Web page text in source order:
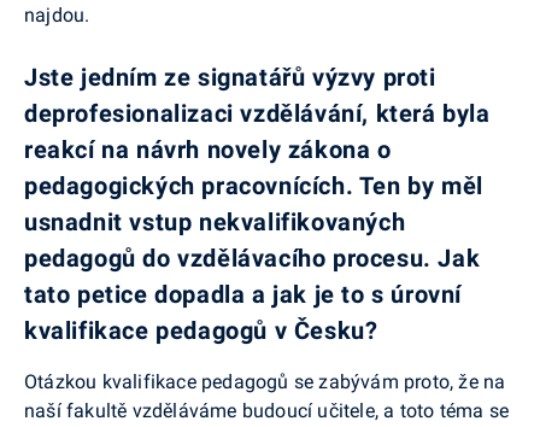
najdou.
Jste jedním ze signatářů výzvy proti
deprofesionalizaci vzdělávání, která byla
reakcí na návrh novely zákona o
pedagogických pracovnících. Ten by měl
usnadnit vstup nekvalifikovaných
pedagogů do vzdělávacího procesu. Jak
tato petice dopadla a jak je to s úrovní
kvalifikace pedagogů v Česku?
Otázkou kvalifikace pedagogů se zabývám proto, že na
naší fakultě vzděláváme budoucí učitele, a toto téma se